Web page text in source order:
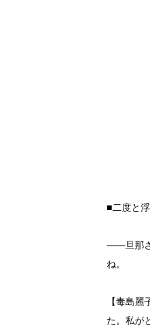
■二度と
――旦那さ
ね。
【毒島
た。私が